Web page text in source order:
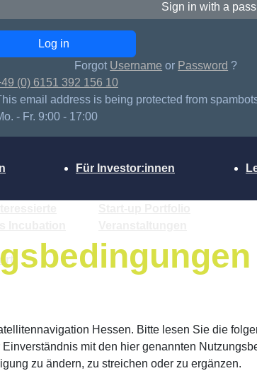
Sign in with a
Forgot Username or Password ?
(0) 6151 392 156 10
email address is being protected from
- Fr. 9:00 - 17:00
Für Investor:innen
Hessen. Bitte lesen Sie die
mit den hier genannten
zu ändern, zu streichen oder zu ergänzen.